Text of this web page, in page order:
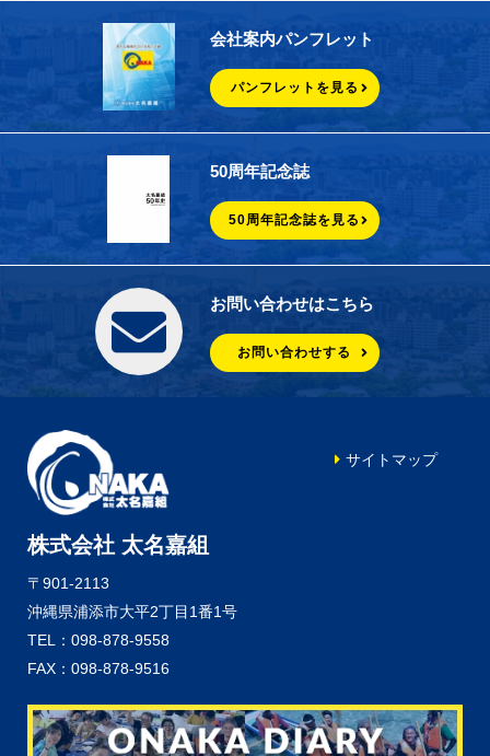
会社案内パンフレット
パンフレットを見る
50周年記念誌
50周年記念誌を見る
お問い合わせはこちら
お問い合わせする
株式会社 太名嘉組
〒901-2113
沖縄県浦添市大平2丁目1番1号
TEL：098-878-9558
FAX：098-878-9516
サイトマップ